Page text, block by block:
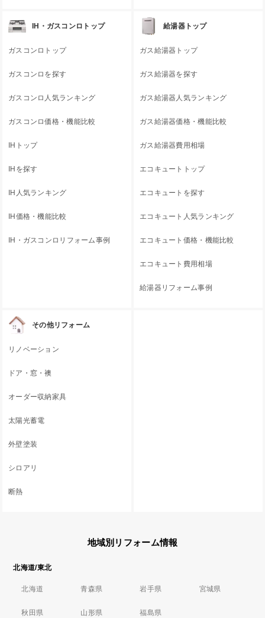
IH・ガスコンロトップ
ガスコンロトップ
ガスコンロを探す
ガスコンロ人気ランキング
ガスコンロ価格・機能比較
IHトップ
IHを探す
IH人気ランキング
IH価格・機能比較
IH・ガスコンロリフォーム事例
給湯器トップ
ガス給湯器トップ
ガス給湯器を探す
ガス給湯器人気ランキング
ガス給湯器価格・機能比較
ガス給湯器費用相場
エコキュートトップ
エコキュートを探す
エコキュート人気ランキング
エコキュート価格・機能比較
エコキュート費用相場
給湯器リフォーム事例
その他リフォーム
リノベーション
ドア・窓・襖
オーダー収納家具
太陽光蓄電
外壁塗装
シロアリ
断熱
地域別リフォーム情報
北海道/東北
北海道 青森県 岩手県 宮城県
秋田県 山形県 福島県